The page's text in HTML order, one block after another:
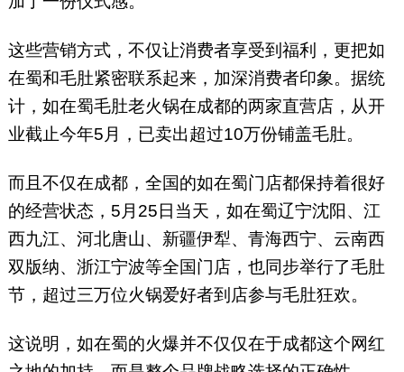
这些营销方式，不仅让消费者享受到福利，更把如
在蜀和毛肚紧密联系起来，加深消费者印象。据统
计，如在蜀毛肚老火锅在成都的两家直营店，从开
业截止今年5月，已卖出超过10万份铺盖毛肚。
而且不仅在成都，全国的如在蜀门店都保持着很好
的经营状态，5月25日当天，如在蜀辽宁沈阳、江
西九江、河北唐山、新疆伊犁、青海西宁、云南西
双版纳、浙江宁波等全国门店，也同步举行了毛肚
节，超过三万位火锅爱好者到店参与毛肚狂欢。
这说明，如在蜀的火爆并不仅仅在于成都这个网红